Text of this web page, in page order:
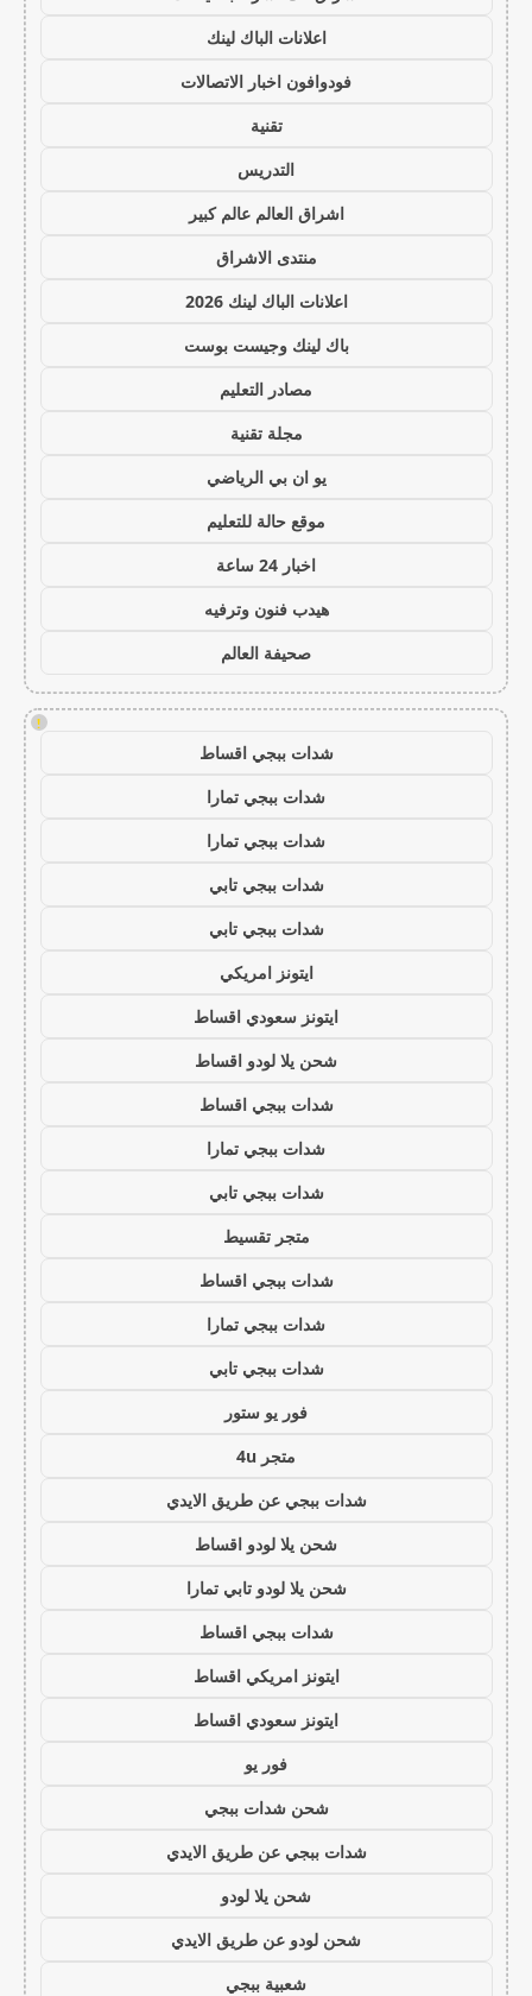
اعلانات الباك لينك
فودوافون اخبار الاتصالات
تقنية
التدريس
اشراق العالم عالم كبير
منتدى الاشراق
اعلانات الباك لينك 2026
باك لينك وجيست بوست
مصادر التعليم
مجلة تقنية
يو ان بي الرياضي
موقع حالة للتعليم
اخبار 24 ساعة
هيدب فنون وترفيه
صحيفة العالم
!
شدات ببجي اقساط
شدات ببجي تمارا
شدات ببجي تمارا
شدات ببجي تابي
شدات ببجي تابي
ايتونز امريكي
ايتونز سعودي اقساط
شحن يلا لودو اقساط
شدات ببجي اقساط
شدات ببجي تمارا
شدات ببجي تابي
متجر تقسيط
شدات ببجي اقساط
شدات ببجي تمارا
شدات ببجي تابي
فور يو ستور
متجر 4u
شدات ببجي عن طريق الايدي
شحن يلا لودو اقساط
شحن يلا لودو تابي تمارا
شدات ببجي اقساط
ايتونز امريكي اقساط
ايتونز سعودي اقساط
فور يو
شحن شدات ببجي
شدات ببجي عن طريق الايدي
شحن يلا لودو
شحن لودو عن طريق الايدي
شعبية ببجي